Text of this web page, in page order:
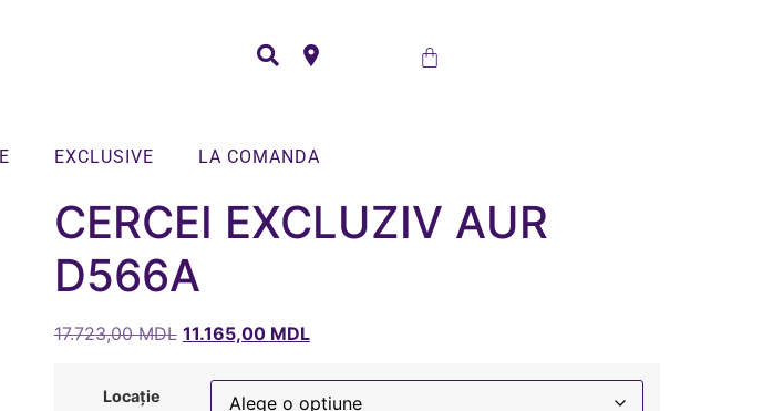
EXCLUSIVE LA COMANDA
CERCEI EXCLUZIV AUR
D566A
17.723,00MDL 11.165,00 MDL
Locație